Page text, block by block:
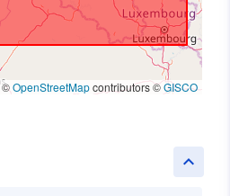
©OpenStreetMapcontributors ©GISCO
keyboard_arrow_up